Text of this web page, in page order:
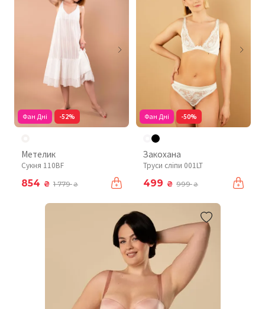
Фан Дні -52%
Метелик
Сукня 110BF
854 ₴ 1 779₴
Фан Дні -50%
Закохана
Труси сліпи 001LT
499 ₴ 999₴